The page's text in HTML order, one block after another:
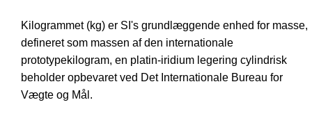
Kilogrammet (kg) er SI's grundlæggende enhed for masse,
defineret som massen af den internationale
prototypekilogram, en platin-iridium legering cylindrisk
beholder opbevaret ved Det Internationale Bureau for
Vægte og Mål.